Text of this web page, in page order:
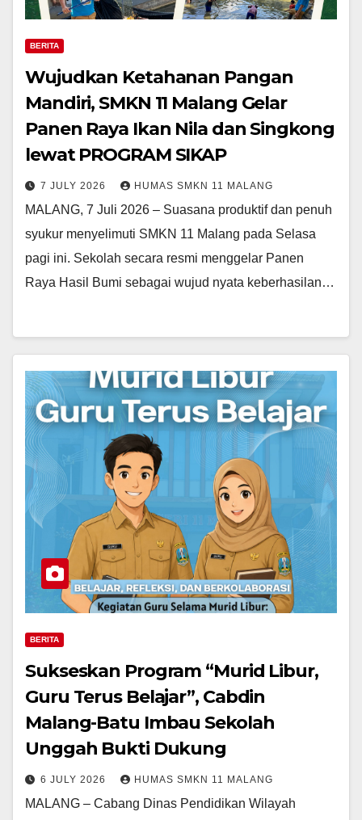
BERITA
Wujudkan Ketahanan Pangan
Mandiri, SMKN 11 Malang Gelar
Panen Raya Ikan Nila dan Singkong
lewat PROGRAM SIKAP
7 JULY 2026 HUMAS SMKN 11 MALANG
MALANG, 7 Juli 2026 – Suasana produktif dan penuh
syukur menyelimuti SMKN 11 Malang pada Selasa
pagi ini. Sekolah secara resmi menggelar Panen
Raya Hasil Bumi sebagai wujud nyata keberhasilan…
BERITA
Sukseskan Program “Murid Libur,
Guru Terus Belajar”, Cabdin
Malang-Batu Imbau Sekolah
Unggah Bukti Dukung
6 JULY 2026 HUMAS SMKN 11 MALANG
MALANG – Cabang Dinas Pendidikan Wilayah